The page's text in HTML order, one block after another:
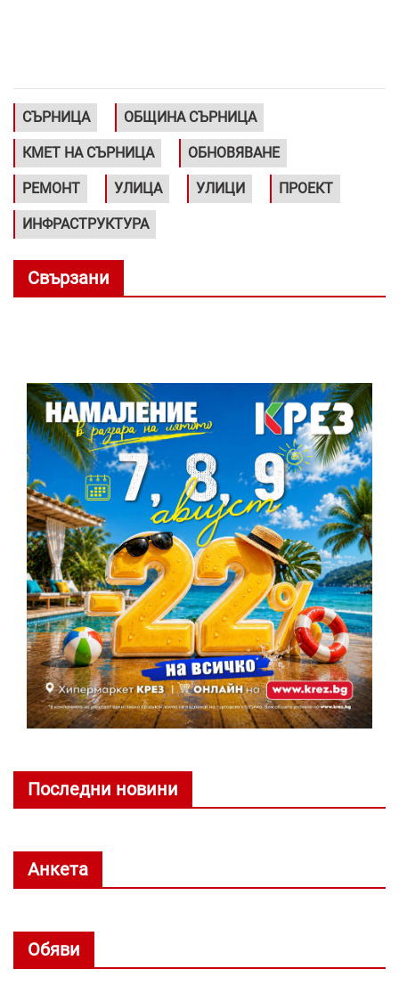
СЪРНИЦА ОБЩИНА СЪРНИЦА
КМЕТ НА СЪРНИЦА ОБНОВЯВАНЕ
РЕМОНТ УЛИЦА УЛИЦИ ПРОЕКТ
ИНФРАСТРУКТУРА
Свързани
Последни новини
Анкета
Обяви